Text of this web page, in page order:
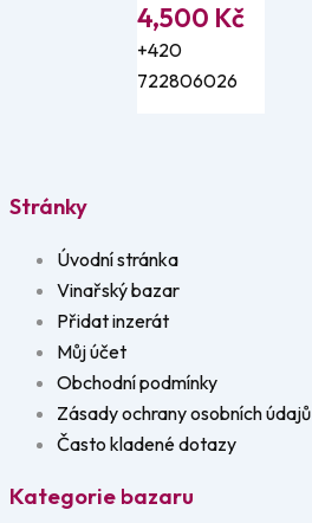
4,500 Kč
+420
722806026
Stránky
Úvodní stránka
Vinařský bazar
Přidat inzerát
Můj účet
Obchodní podmínky
Zásady ochrany osobních údajů
Často kladené dotazy
Kategorie bazaru